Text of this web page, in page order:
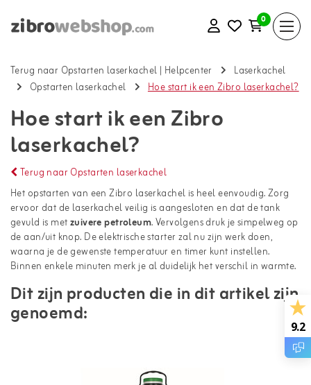
0
Terug naar Opstarten laserkachel | Helpcenter
Laserkachel
Opstarten laserkachel
Hoe start ik een Zibro laserkachel?
Hoe start ik een Zibro
laserkachel?
Terug naar Opstarten laserkachel
Het opstarten van een Zibro laserkachel is heel eenvoudig. Zorg
ervoor dat de laserkachel veilig is aangesloten en dat de tank
gevuld is metzuivere petroleum. Vervolgens druk je simpelweg op
de aan/uit knop. De elektrische starter zal nu zijn werk doen,
waarna je de gewenste temperatuur en timer kunt instellen.
Binnen enkele minuten merk je al duidelijk het verschil in warmte.
Dit zijn producten die in dit artikel zijn
genoemd: 9.2